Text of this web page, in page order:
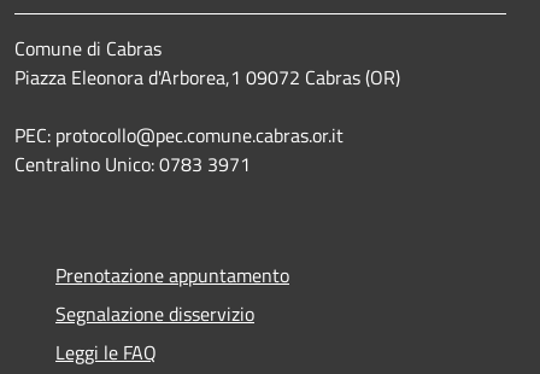
Comune di Cabras
Piazza Eleonora d'Arborea,1 09072 Cabras (OR)
PEC: protocollo@pec.comune.cabras.or.it
Centralino Unico: 0783 3971
Prenotazione appuntamento
Segnalazione disservizio
Leggi le FAQ